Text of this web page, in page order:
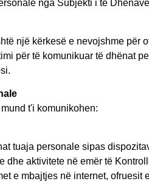
nga Subjekti i të
një kërkesë e nevojshme për
për të komunikuar të dhënat
t'i komunikohen:
tuaja personale sipas
aktivitete në emër të
e mbajtjes në internet,